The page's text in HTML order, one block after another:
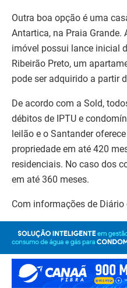
Outra boa opção é uma
Antartica, na Praia Grande.
imóvel possui lance inicial
Ribeirão Preto, um
pode ser adquirido a partir
De acordo com a Sold,
débitos de IPTU e
leilão e o Santander
propriedade em até 420
residenciais. No caso dos
em até 360 meses.
Com informações de Diário